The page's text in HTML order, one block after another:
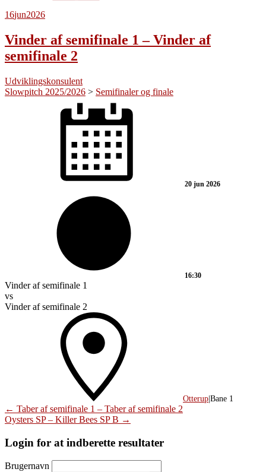
16jun2026
Vinder af semifinale 1 – Vinder af
semifinale 2
Udviklingskonsulent
Slowpitch 2025/2026 > Semifinaler og finale
20 jun 2026
16:30
Vinder af semifinale 1
vs
Vinder af semifinale 2
Otterup Bane 1
Post
navigation
← Taber af semifinale 1 – Taber af semifinale 2
Oysters SP – Killer Bees SP B →
Login for at indberette resultater
Brugernavn